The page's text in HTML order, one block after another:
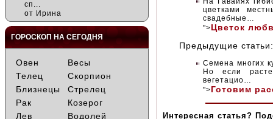
сп...
от Ирина
ГОРОСКОП НА СЕГОДНЯ
Овен
Весы
Телец
Скорпион
Близнецы
Стрелец
Рак
Козерог
Лев
Водолей
цветками
свадебные…
">Цветок
Предыдущие
Семена многих
Но если
вегетацио…
">Готовим
Интересная статья?